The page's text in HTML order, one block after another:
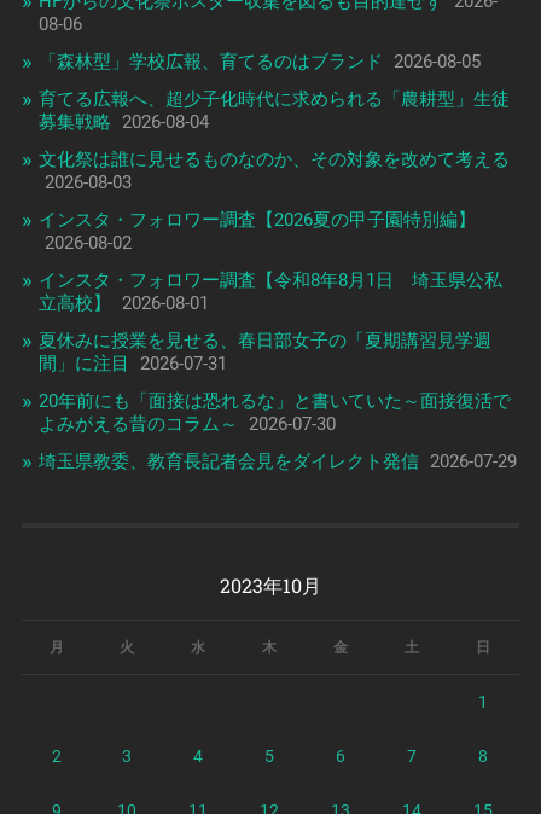
08-06
「森林型」学校広報、育てるのはブランド
2026-08-05
育てる広報へ、超少子化時代に求められる「農耕型」生徒
募集戦略
2026-08-04
文化祭は誰に見せるものなのか、その対象を改めて考える
2026-08-03
インスタ・フォロワー調査【2026夏の甲子園特別編】
2026-08-02
インスタ・フォロワー調査【令和8年8月1日 埼玉県公私
立高校】
2026-08-01
夏休みに授業を見せる、春日部女子の「夏期講習見学週
間」に注目
2026-07-31
20年前にも「面接は恐れるな」と書いていた～面接復活で
よみがえる昔のコラム～
2026-07-30
埼玉県教委、教育長記者会見をダイレクト発信 2026-07-29
2023年10月
月 火 水 木 金 土 日
1
2 3 4 5 6 7 8